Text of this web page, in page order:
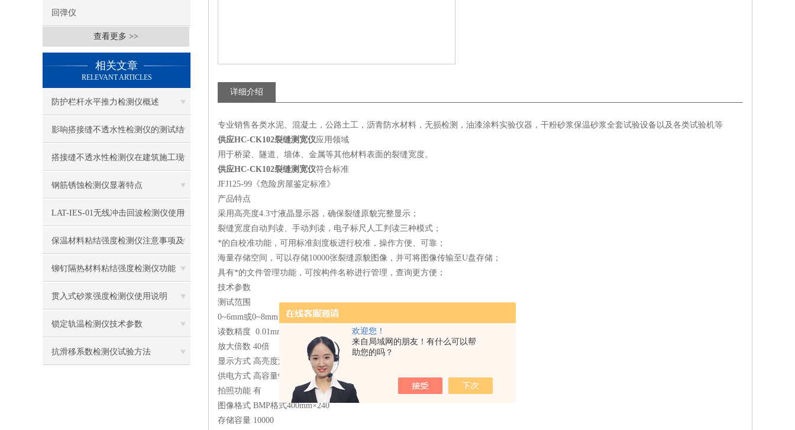
欢迎您！
来自局域网的朋友！有什么可以帮
助您的吗？
回弹仪
查看更多 >>
相关文章
RELEVANT ARTICLES
防护栏杆水平推力检测仪概述
影响搭接缝不透水性检测仪的测试结
果的因素有哪些？
搭接缝不透水性检测仪在建筑施工现
场中的应用
钢筋锈蚀检测仪显著特点
LAT-IES-01无线冲击回波检测仪使用
操作方法
保温材料粘结强度检测仪注意事项及
保养
铆钉隔热材料粘结强度检测仪功能
贯入式砂浆强度检测仪使用说明
锁定轨温检测仪技术参数
抗滑移系数检测仪试验方法
详细介绍
专业销售各类水泥、混凝土，公路土工，沥青防水材料，无损检测，油漆涂料实验仪器，干粉砂浆保温砂浆全套试验设备以及各类试验机等
供应HC-CK102裂缝测宽仪应用领域
用于桥梁、隧道、墙体、金属等其他材料表面的裂缝宽度。
供应HC-CK102裂缝测宽仪符合标准
JFJ125-99《危险房屋鉴定标准》
产品特点
采用高亮度4.3寸液晶显示器，确保裂缝原貌完整显示；
裂缝宽度自动判读、手动判读，电子标尺人工判读三种模式；
*的自校准功能，可用标准刻度板进行校准，操作方便、可靠；
海量存储空间，可以存储10000张裂缝原貌图像，并可将图像传输至U盘存储；
具有*的文件管理功能，可按构件名称进行管理，查询更方便；
技术参数
测试范围
0~6mm或0~8mm
读数精度 0.01mm
放大倍数 40倍
显示方式 高亮度液晶显示
供电方式 高容量锂电
拍照功能 有
图像格式 BMP格式400mm×240
存储容量 10000